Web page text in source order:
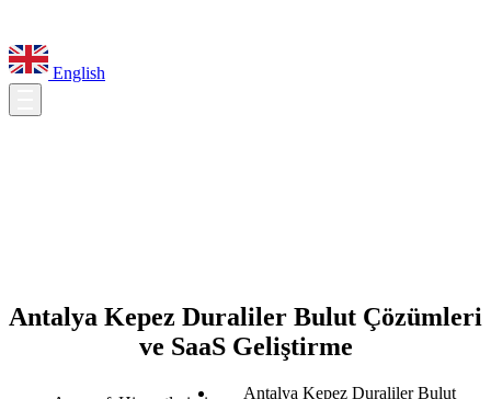
English
Antalya Kepez Duraliler Bulut Çözümleri
ve SaaS Geliştirme
Antalya Kepez Duraliler Bulut